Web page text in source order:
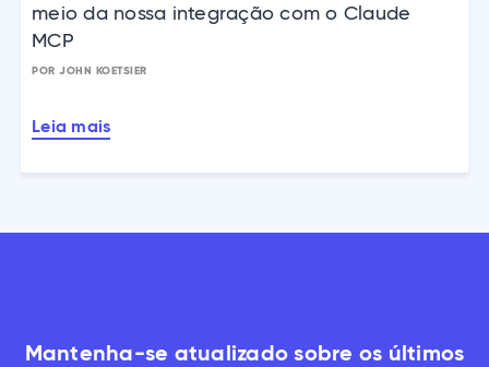
meio da nossa integração com o Claude
MCP
POR JOHN KOETSIER
Leia mais
Mantenha-se atualizado sobre os últimos